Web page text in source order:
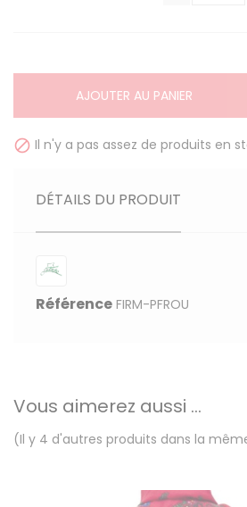
AJOUTER AU PANIER
 Il n'y a pas assez de produits en
DÉTAILS DU PRODUIT
Référence FIRM-PFROU
Vous aimerez aussi ...
(Il y 4 d'autres produits dans la